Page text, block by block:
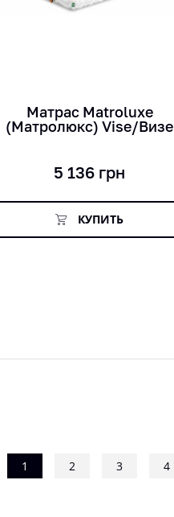
Матраc Matroluxe
(Матролюкс) Vise/Визе
5 136 грн
КУПИТЬ
1 2 3 4